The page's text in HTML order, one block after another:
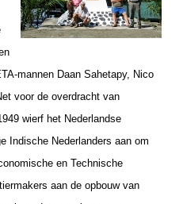
mannen Daan Sahetapy, Nico
voor de overdracht van
wierf het Nederlandse
Indische Nederlanders aan om
en Technische
aan de opbouw van